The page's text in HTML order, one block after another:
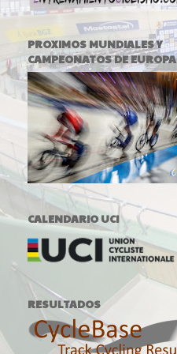
PROXIMOS MUNDIALES Y
CAMPEONATOS DE EUROPA
CALENDARIO UCI
RESULTADOS